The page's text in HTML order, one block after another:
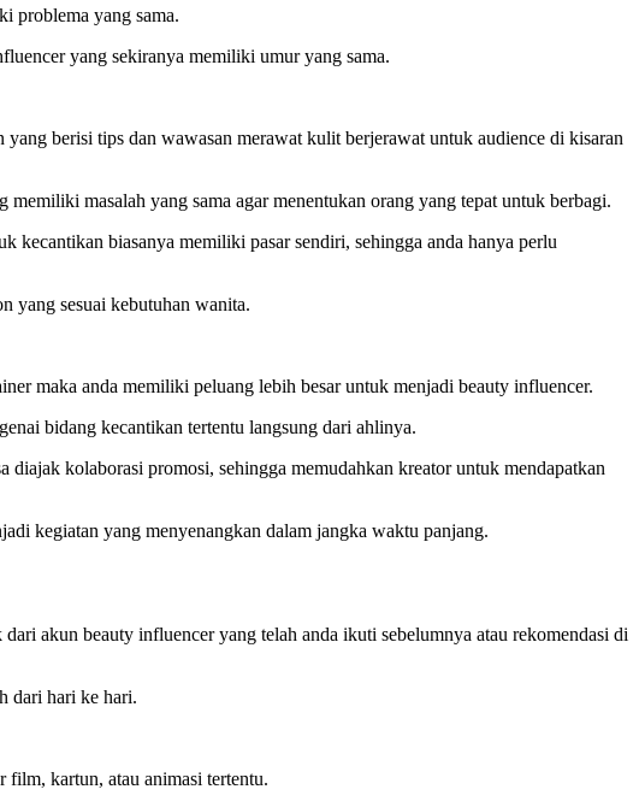
problema yang sama.
yang sekiranya memiliki umur yang sama.
berisi tips dan wawasan merawat kulit berjerawat untuk audience di kisaran
masalah yang sama agar menentukan orang yang tepat untuk berbagi.
kecantikan biasanya memiliki pasar sendiri, sehingga anda hanya perlu
yang sesuai kebutuhan wanita.
maka anda memiliki peluang lebih besar untuk menjadi beauty influencer.
bidang kecantikan tertentu langsung dari ahlinya.
kolaborasi promosi, sehingga memudahkan kreator untuk mendapatkan
kegiatan yang menyenangkan dalam jangka waktu panjang.
akun beauty influencer yang telah anda ikuti sebelumnya atau rekomendasi di
dari hari ke hari.
film, kartun, atau animasi tertentu.